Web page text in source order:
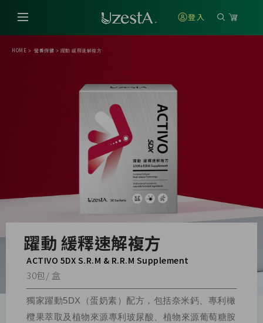
登入
HOME > 營養保健 > 躍動 緩釋速解複方
躍動 緩釋速解複方
ACTIVO 5DX S.R.M & R.R.M Supplement
30包/ 盒
獨家躍動5DX（蛋奶素）配方，包括奈米鈣、專利橄
欖果萃取及植物來源專利玻尿酸、植物來源葡萄糖胺